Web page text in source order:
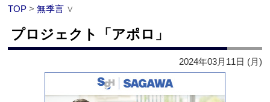
TOP >無季言 ∨
プロジェクト「アポロ」
2024年03月11日 (月)